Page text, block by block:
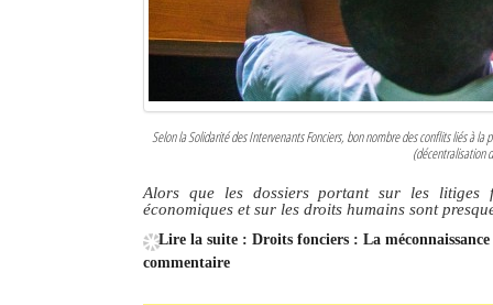
Selon la Solidarité des Intervenants Fonciers, bon nombre des conflits liés à
(décentralisation
Alors que les dossiers portant sur les litiges
économiques et sur les droits humains sont
Lire la suite : Droits fonciers : La
commentaire